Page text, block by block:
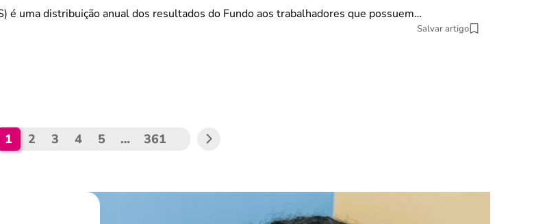
é uma distribuição anual dos resultados do Fundo aos trabalhadores que possuem…
Salvar artigo
1 2 3 4 5 … 361